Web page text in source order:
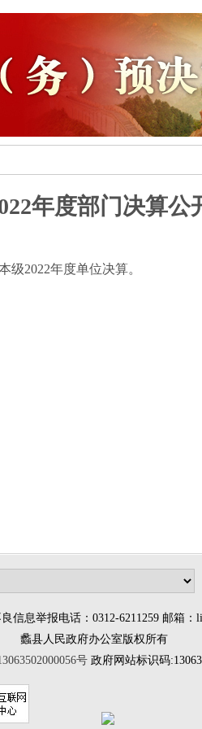
年度部门决算公
2022年度单位决算。
信息举报电话：0312-6211259 邮箱：
蠡县人民政府办公室版权所有
号 政府网站标识码